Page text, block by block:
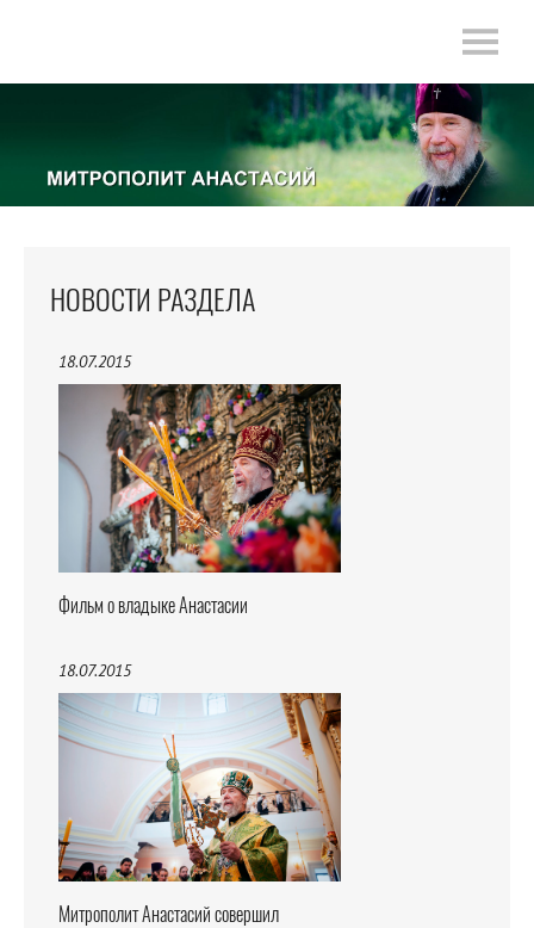
НОВОСТИ РАЗДЕЛА
18.07.2015
Фильм о владыке Анастасии
18.07.2015
Митрополит Анастасий совершил